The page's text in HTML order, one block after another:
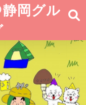
岡グル